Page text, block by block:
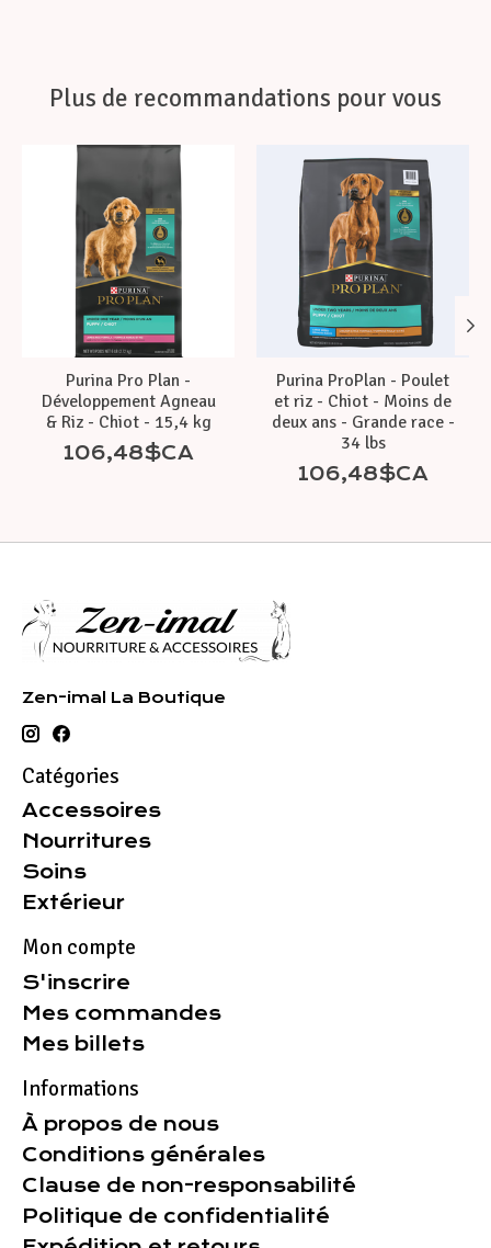
Plus de recommandations pour vous
Articles du carrousel de produits
Purina Pro Plan -
Développement Agneau
& Riz - Chiot - 15,4 kg
106,48$CA
Purina ProPlan - Poulet
et riz - Chiot - Moins de
deux ans - Grande race -
34 lbs
106,48$CA
Zen-imal La Boutique
Catégories
Accessoires
Nourritures
Soins
Extérieur
Mon compte
S'inscrire
Mes commandes
Mes billets
Informations
À propos de nous
Conditions générales
Clause de non-responsabilité
Politique de confidentialité